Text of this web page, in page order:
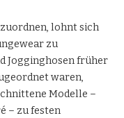
lohnt sich
zu
Jogginghosen früher
waren,
Modelle –
– zu festen